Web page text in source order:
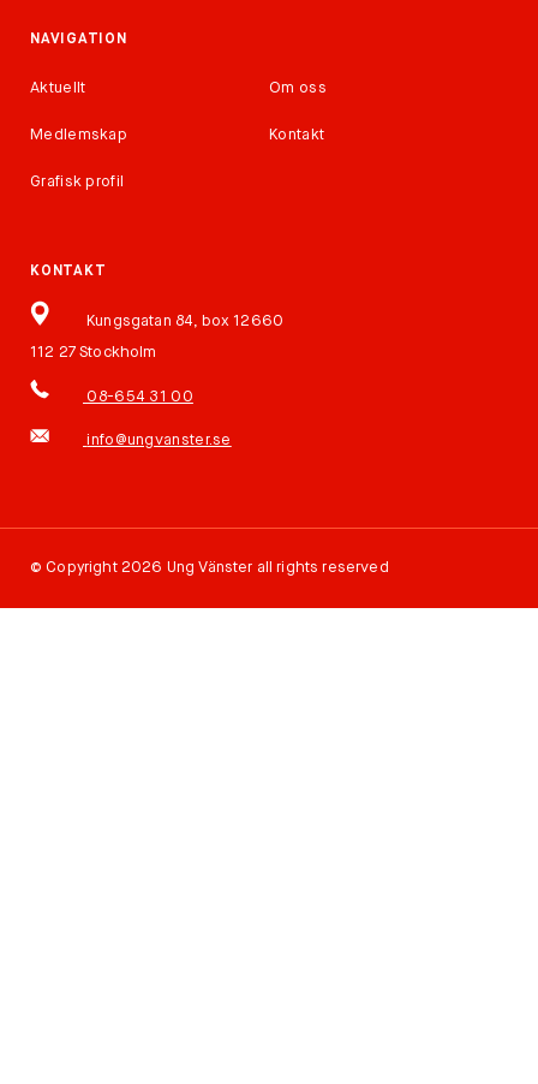
NAVIGATION
Aktuellt Om oss
Medlemskap Kontakt
Grafisk profil
KONTAKT
Kungsgatan 84, box 12660
112 27 Stockholm
08-654 31 00
info@ungvanster.se
© Copyright 2026 Ung Vänster all rights reserved